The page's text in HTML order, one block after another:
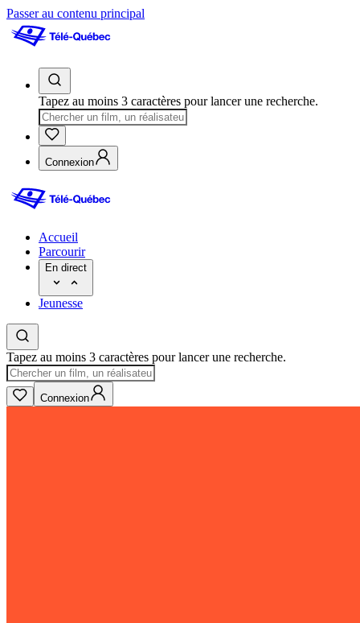
Passer au contenu principal
Tapez au moins 3 caractères pour lancer une recherche.
Connexion
Accueil
Parcourir
En direct
Jeunesse
Tapez au moins 3 caractères pour lancer une recherche.
Connexion